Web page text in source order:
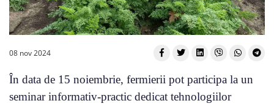
08 nov 2024
În data de 15 noiembrie, fermierii pot participa la un
seminar informativ-practic dedicat tehnologiilor